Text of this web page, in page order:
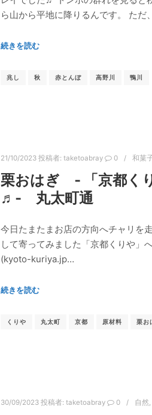
ら山から平地に降りるんです。 ただ
続きを読む
兆し 秋 赤とんぼ 高野川 鴨川
21/10/2023 投稿者: taketoabray 0 和菓
栗おはぎ ‐ 「京都く
♬‐ 丸太町通
今日たまたまお店の方向へチャリを
して寄ってみました「京都くりや」
(kyoto-kuriya.jp…
続きを読む
くりや 丸太町 京都 原材料 栗お
30/09/2023 投稿者: taketoabray 0 自然,